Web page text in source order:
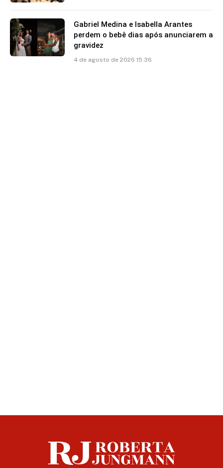
Gabriel Medina e Isabella Arantes
perdem o bebê dias após anunciarem a
gravidez
4 de agosto de 2026 15:36